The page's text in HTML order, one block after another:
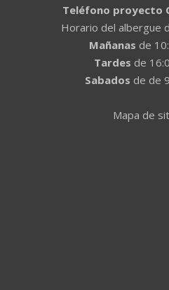
Teléfono proyecto
Horario del albergue
Mañanas de
Tardes de
Sabados de de
Mapa de